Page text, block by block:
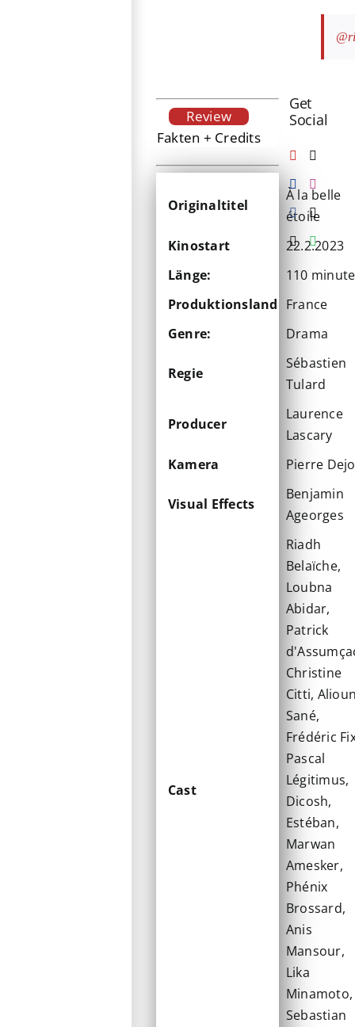
Review
Fakten + Credits
Originaltitel
À la belle
étoile
Kinostart
22.2.2023
Länge:
110
Produktionsland France
Genre:
Drama
Regie
Sébastien
Tulard
Producer
Laurence
Lascary
Kamera
Pierre
Visual Effects
Benjamin
Ageorges
Cast
Riadh
Belaïche,
Loubna
Abidar,
Patrick
Christine
Citti,
Sané,
Frédéric
Pascal
Légitimus,
Dicosh,
Estéban,
Marwan
Amesker,
Phénix
Brossard,
Anis
Mansour,
Lika
Minamoto,
Sebastian
Get
Social